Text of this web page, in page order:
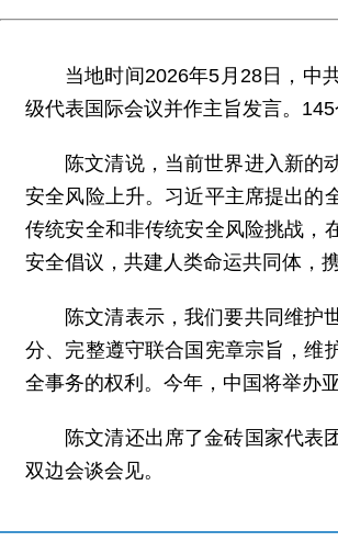
当地时间2026年5月28日，中
级代表国际会议并作主旨发言。
陈文清说，当前世界进入新的
安全风险上升。习近平主席提出的
传统安全和非传统安全风险挑战，
安全倡议，共建人类命运共同体，
陈文清表示，我们要共同维护
分、完整遵守联合国宪章宗旨，维
全事务的权利。今年，中国将举办
陈文清还出席了金砖国家代表
双边会谈会见。